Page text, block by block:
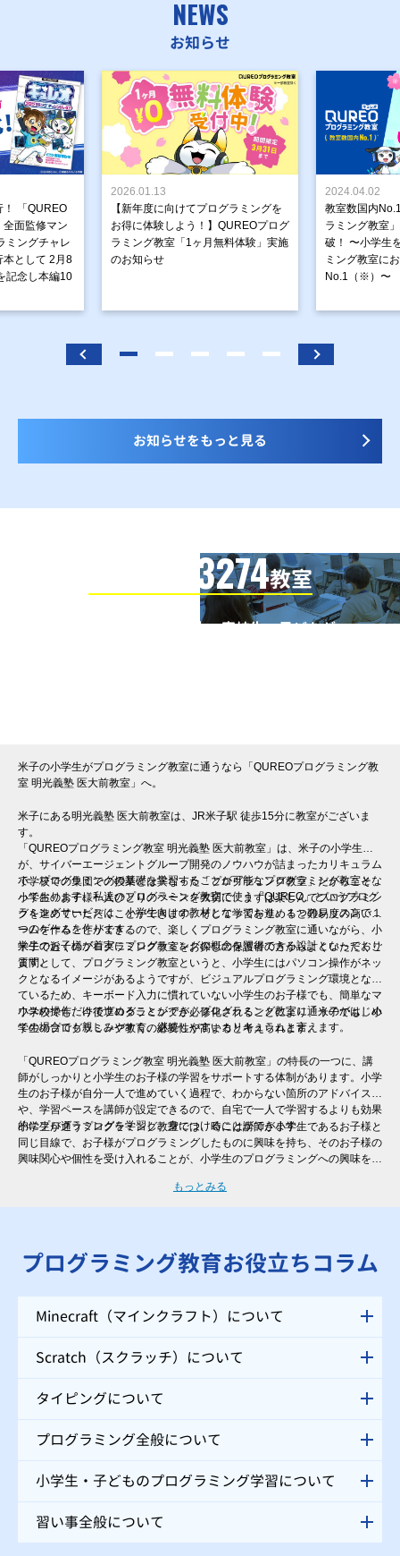
NEWS
お知らせ
！ 「QUREO
面監修マン
ミングチャレ
本として 2月8
記念し本編10
2026.01.13
【新年度に向けてプログラミングを
お得に体験しよう！】QUREOプログ
ラミング教室「1ヶ月無料体験」実施
のお知らせ
2024.04.02
教室数国内
ラミング教室
破！ 〜小学生
ミング教室に
No.1（※）〜
お知らせをもっと見る
3274教室
全国の小学生・中学生・高校生・子どもが
米子の小学生がプログラミング教室に通うなら「QUREOプログラミング教
室 明光義塾 医大前教室」へ。
米子にある明光義塾 医大前教室は、JR米子駅 徒歩15分に教室がございま
す。
「QUREOプログラミング教室 明光義塾 医大前教室」は、米子の小学生
が、サイバーエージェントグループ開発のノウハウが詰まったカリキュラム
で、プログラミングの基礎を学習することが可能なプログラミング教室とな
っております。私達のプログラミング教室で使う「QUREO」というプログ
ラミングサービスは、小学生向けの教材となっており、１つのレッスンで１
つのゲームを作ります。
小学校での集団での授業とは異なった「プログラミング教室」だからこそ、
小学生のお子様一人ひとりのペースを大切に、まずは楽しんでプログラミン
グを進めていただくことができます。そして学習を進めると難易度の高いゲ
ームを作ることができるので、楽しくプログラミング教室に通いながら、小
学生のお子様が着実にプログラミングの概念を習得できる設計となっており
ます。
米子で近くのプログラミング教室をお探しの保護者の方からよくいただくご
質問として、プログラミング教室というと、小学生にはパソコン操作がネッ
クとなるイメージがあるようですが、ビジュアルプログラミング環境となっ
ているため、キーボード入力に慣れていない小学生のお子様でも、簡単なマ
ウスの操作だけで進めることができ、プログラミング教室に通うのがはじめ
ての場合でも親しみやすく、継続しやすいカリキュラムと言えます。
小学校でも、今後プログラミングが必修化されることにより、米子でも、小
学生のプログラミング教育の必要性が高まると考えられます。
「QUREOプログラミング教室 明光義塾 医大前教室」の特長の一つに、講
師がしっかりと小学生のお子様の学習をサポートする体制があります。小学
生のお子様が自分一人で進めていく過程で、わからない箇所のアドバイス
や、学習ペースを講師が設定できるので、自宅で一人で学習するよりも効果
的にプログラミングを学習し、身につけることができます。
小学生が通うプログラミング教室では、時には講師が小学生であるお子様と
同じ目線で、お子様がプログラミングしたものに興味を持ち、そのお子様の
興味関心や個性を受け入れることが、小学生のプログラミングへの興味を継
度に合わせた個別指導を行う「QUREOプログラミング教室 明光義塾 医大
もっとみる
プログラミング教育お役立ちコラム
Minecraft（マインクラフト）について
Scratch（スクラッチ）について
タイピングについて
プログラミング全般について
小学生・子どものプログラミング学習について
習い事全般について